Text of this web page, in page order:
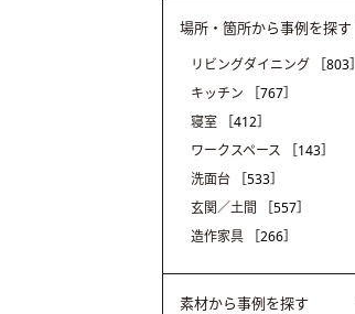
場所・箇所から事例を探す
リビングダイニング
［803］
キッチン
［767］
寝室
［412］
ワークスペース
［143］
洗面台
［533］
玄関／土間
［557］
造作家具
［266］
素材から事例を探す